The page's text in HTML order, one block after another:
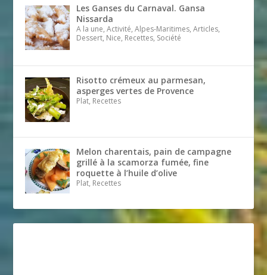
Les Ganses du Carnaval. Gansa
Nissarda
A la une, Activité, Alpes-Maritimes, Articles,
Dessert, Nice, Recettes, Société
Risotto crémeux au parmesan,
asperges vertes de Provence
Plat, Recettes
Melon charentais, pain de campagne
grillé à la scamorza fumée, fine
roquette à l’huile d’olive
Plat, Recettes